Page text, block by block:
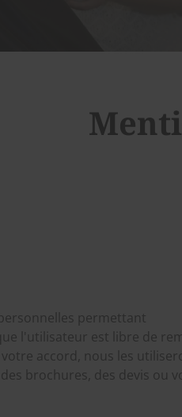
permettant
l'utilisateur est libre de
accord, nous les
brochures, des devis ou